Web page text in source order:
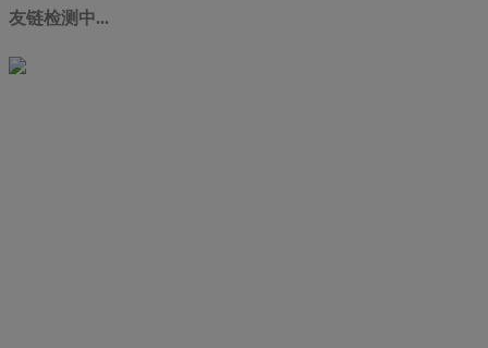
友链检测中...